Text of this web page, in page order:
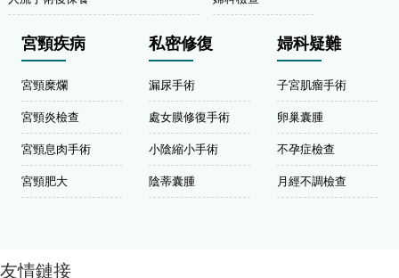
宮頸疾病
宮頸糜爛
宮頸炎檢查
宮頸息肉手術
宮頸肥大
私密修復
漏尿手術
處女膜修復手術
小陰縮小手術
陰蒂囊腫
婦科疑難
子宮肌瘤手術
卵巢囊腫
不孕症檢查
月經不調檢查
友情鏈接